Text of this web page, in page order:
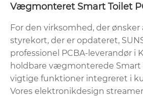
Vægmonteret Smart Toilet
For den virksomhed, der
styrekort, der er opdateret,
professionel PCBA-leverandør i
holdbare vægmonterede Smart
vigtige funktioner integreret i
Vores elektronikdesign